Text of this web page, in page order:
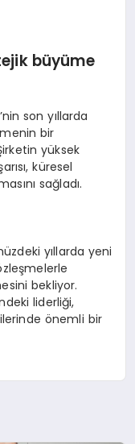
büyüme
son yıllarda
bir
yüksek
küresel
sağladı.
yıllarda yeni
bekliyor.
liderliği,
önemli bir